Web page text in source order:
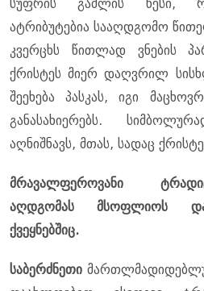
სუფრის გაშლის წესი,
ატრიბუტებია სააღდგომო
კვერცხს წითლად ვნების
ქრისტეს მიერ დაღვრილ
შეეხება პასკას, იგი
განასახიერებს.
აღნიშნავს, მთას, სადაც
მრავალფეროვანი
აღდგომას მსოფლიოს
ქვეყნებშიც.
საბერძნეთი